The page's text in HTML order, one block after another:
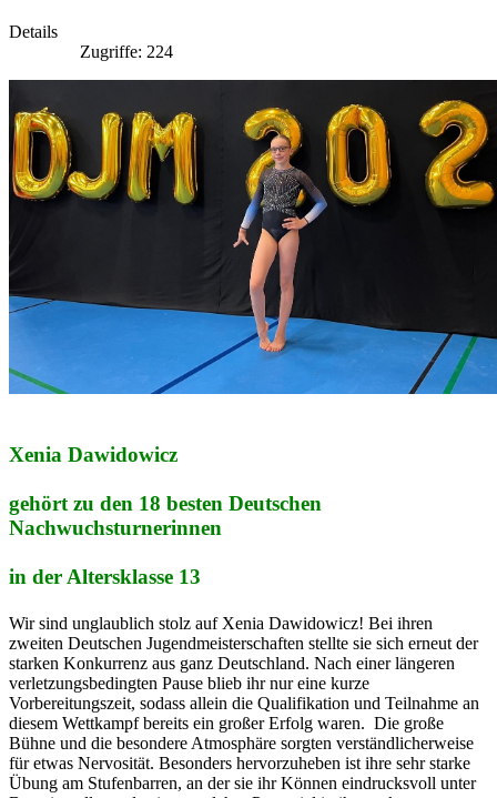
Details
Zugriffe: 224
Xenia Dawidowicz
gehört zu den 18 besten Deutschen
Nachwuchsturnerinnen
in der Altersklasse 13
Wir sind unglaublich stolz auf Xenia Dawidowicz! Bei ihren
zweiten Deutschen Jugendmeisterschaften stellte sie sich erneut der
starken Konkurrenz aus ganz Deutschland. Nach einer längeren
verletzungsbedingten Pause blieb ihr nur eine kurze
Vorbereitungszeit, sodass allein die Qualifikation und Teilnahme an
diesem Wettkampf bereits ein großer Erfolg waren. Die große
Bühne und die besondere Atmosphäre sorgten verständlicherweise
für etwas Nervosität. Besonders hervorzuheben ist ihre sehr starke
Übung am Stufenbarren, an der sie ihr Können eindrucksvoll unter